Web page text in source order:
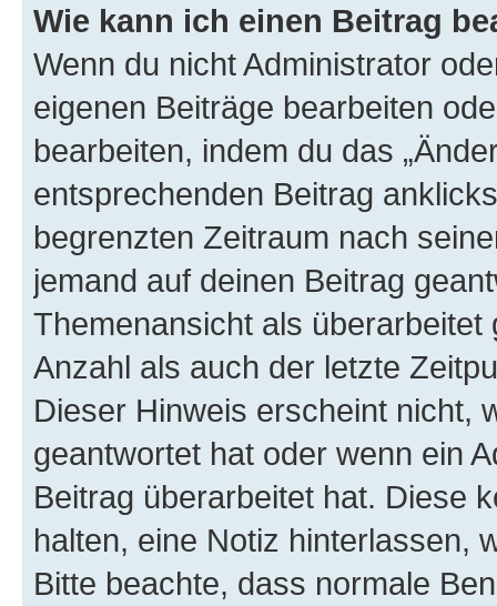
Wie kann ich einen Beitrag
Wenn du nicht Administrator
eigenen Beiträge bearbeiten
bearbeiten, indem du das
entsprechenden Beitrag
begrenzten Zeitraum nach
jemand auf deinen Beitrag
Themenansicht als
Anzahl als auch der letzte
Dieser Hinweis erscheint nicht,
geantwortet hat oder wenn ein
Beitrag überarbeitet hat. Diese
halten, eine Notiz hinterlassen,
Bitte beachte, dass normale